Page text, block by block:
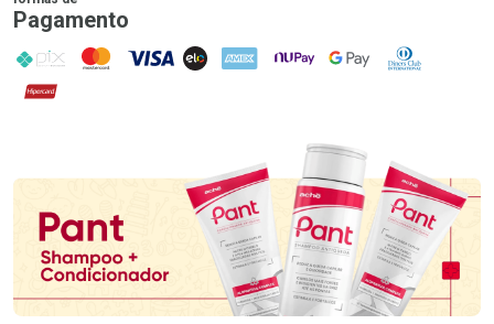
Pagamento
PIX MasterCard
VISA ELO AMEX NuPay Google PayDiners Club
Hipercard
Promoção em Destaque